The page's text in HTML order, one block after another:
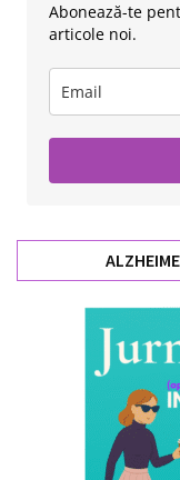
Abonează-te
articole noi.